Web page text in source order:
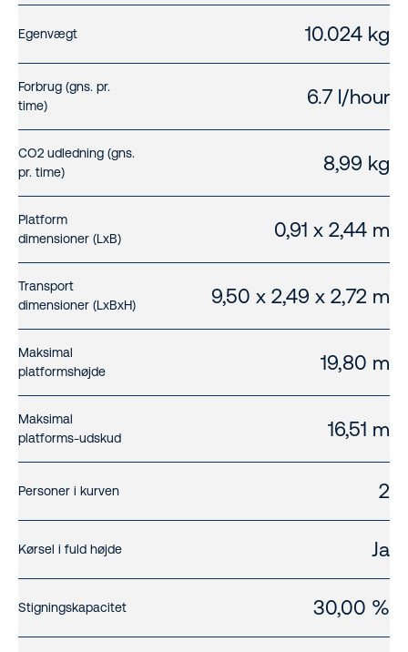
Egenvægt 10.024 kg
Forbrug (gns. pr.
time)
6.7 l/hour
CO2 udledning (gns.
pr. time)
8,99 kg
Platform
dimensioner (LxB)
0,91 x 2,44 m
Transport
dimensioner (LxBxH)
9,50 x 2,49 x 2,72 m
Maksimal
platformshøjde
19,80 m
Maksimal
platforms-udskud
16,51 m
Personer i kurven 2
Kørsel i fuld højde Ja
Stigningskapacitet 30,00 %